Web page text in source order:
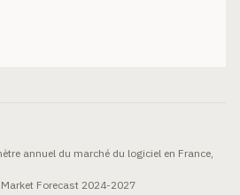
annuel du marché du logiciel en France,
Forecast 2024-2027